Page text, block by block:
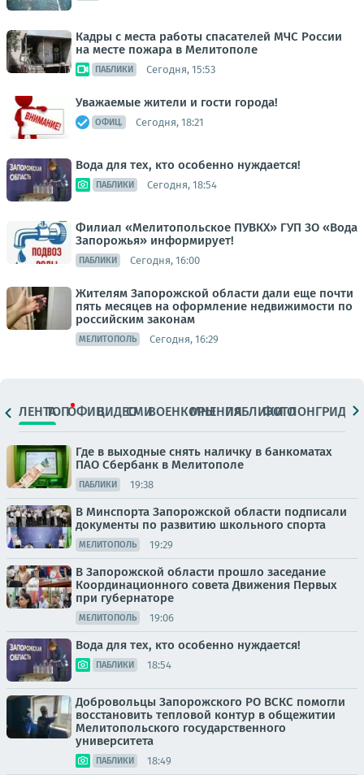
Кадры с места работы спасателей МЧС России
на месте пожара в Мелитополе
ПАБЛИКИ Сегодня, 15:53
Уважаемые жители и гости города!
ОФИЦ. Сегодня, 18:21
Вода для тех, кто особенно нуждается!
ПАБЛИКИ Сегодня, 18:54
Филиал «Мелитопольское ПУВКХ» ГУП ЗО «Вода
Запорожья» информирует!
ПАБЛИКИ Сегодня, 16:00
Жителям Запорожской области дали еще почти
пять месяцев на оформление недвижимости по
российским законам
МЕЛИТОПОЛЬ Сегодня, 16:29
ЛЕНТАТОПОФИЦ.ВИДЕОСМИВОЕНКОРЫМНЕНИЯПАБЛИКИ
ФОТОЛОНГРИДЫ
Где в выходные снять наличку в банкоматах
ПАО Сбербанк в Мелитополе
ПАБЛИКИ 19:38
В Минспорта Запорожской области подписали
документы по развитию школьного спорта
МЕЛИТОПОЛЬ 19:29
В Запорожской области прошло заседание
Координационного совета Движения Первых
при губернаторе
МЕЛИТОПОЛЬ 19:06
Вода для тех, кто особенно нуждается!
ПАБЛИКИ 18:54
Добровольцы Запорожского РО ВСКС помогли
восстановить тепловой контур в общежитии
Мелитопольского государственного
университета
ПАБЛИКИ 18:49